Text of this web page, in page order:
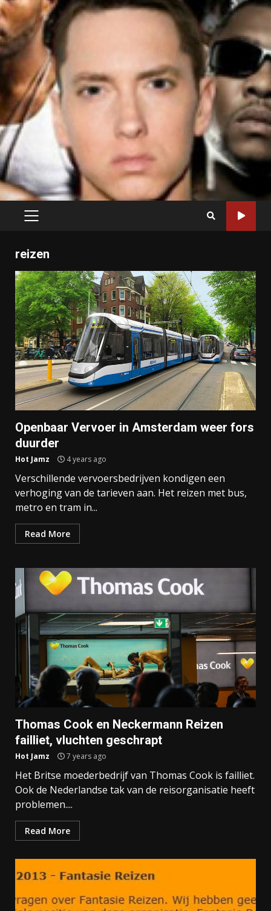
PRIMARY
reizen
Openbaar Vervoer in Amsterdam weer fors
duurder
Hot Jamz 4 years ago
Verschillende vervoersbedrijven kondigen een
verhoging van de tarieven aan. Het reizen met bus,
metro en tram in...
Read More
Thomas Cook en Neckermann Reizen
failliet, vluchten geschrapt
Hot Jamz 7 years ago
Het Britse moederbedrijf van Thomas Cook is failliet.
Ook de Nederlandse tak van de reisorganisatie heeft
problemen....
Read More